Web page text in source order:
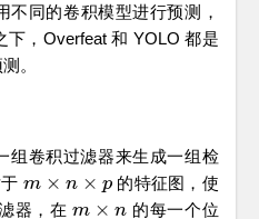
不同的卷积模型进行预测，
，Overfeat 和 YOLO 都是
。
卷积过滤器来生成一组检
m × n × p
m× n×p
的特征图，使
器，在m × n
m×n
的每一个位